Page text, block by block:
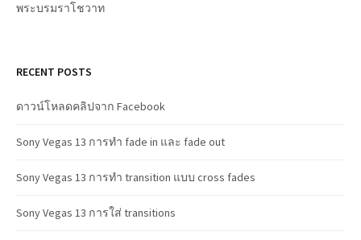
พระบรมราโชวาท
RECENT POSTS
ดาวน์โหลดคลิปจาก Facebook
Sony Vegas 13 การทำ fade in และ fade out
Sony Vegas 13 การทำ transition แบบ cross fades
Sony Vegas 13 การใส่ transitions